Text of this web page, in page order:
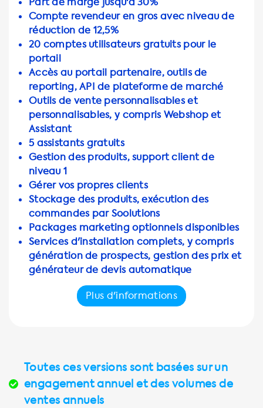
Compte revendeur en gros avec niveau de
réduction de 12,5%
20 comptes utilisateurs gratuits pour le
portail
Accès au portail partenaire, outils de
reporting, API de plateforme de marché
Outils de vente personnalisables et
personnalisables, y compris Webshop et
Assistant
5 assistants gratuits
Gestion des produits, support client de
niveau 1
Gérer vos propres clients
Stockage des produits, exécution des
commandes par Soolutions
Packages marketing optionnels disponibles
Services d'installation complets, y compris
génération de prospects, gestion des prix et
générateur de devis automatique
Plus d'informations
Toutes ces versions sont basées sur un
engagement annuel et des volumes de
ventes annuels